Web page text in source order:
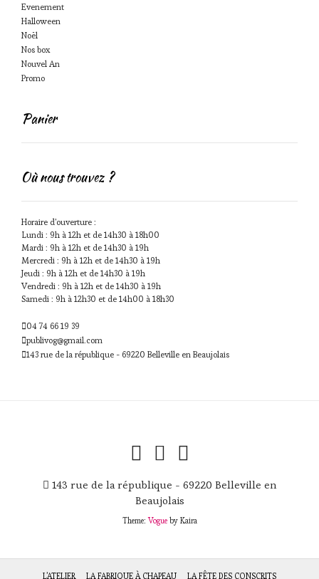
Evenement
Halloween
Noël
Nos box
Nouvel An
Promo
Panier
Où nous trouvez ?
Horaire d'ouverture :
Lundi : 9h à 12h et de 14h30 à 18h00
Mardi : 9h à 12h et de 14h30 à 19h
Mercredi : 9h à 12h et de 14h30 à 19h
Jeudi : 9h à 12h et de 14h30 à 19h
Vendredi : 9h à 12h et de 14h30 à 19h
Samedi : 9h à 12h30 et de 14h00 à 18h30
04 74 66 19 39
publivog@gmail.com
143 rue de la république - 69220 Belleville en Beaujolais
143 rue de la république - 69220 Belleville en
Beaujolais
Theme:Vogueby Kaira
L’ATELIER LA FABRIQUE À CHAPEAU LA FÊTE DES CONSCRITS